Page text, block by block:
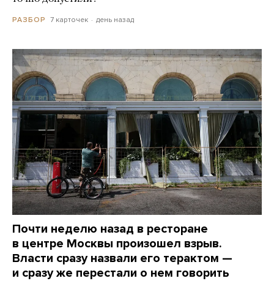
РАЗБОР 7 карточек день назад
Почти неделю назад в ресторане
в центре Москвы произошел взрыв.
Власти сразу назвали его терактом —
и сразу же перестали о нем говорить